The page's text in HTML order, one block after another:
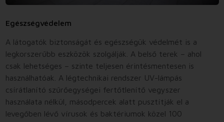
Egészségvédelem
A látogatók biztonságát és egészségük védelmét is a
legkorszerűbb eszközök szolgálják. A belső terek – ahol
csak lehetséges – szinte teljesen érintésmentesen is
használhatóak. A légtechnikai rendszer UV-lámpás
csírátlanító szűrőegységei fertőtlenítő vegyszer
használata nélkül, másodpercek alatt pusztítják el a
levegőben lévő vírusok és baktériumok közel 100